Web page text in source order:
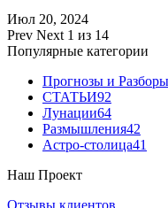
Июл 20, 2024
Prev Next 1 из 14
Популярные категории
Прогнозы и Разборы
СТАТЬИ92
Лунации64
Размышления42
Астро-столица41
Наш Проект
Отзывы клиентов